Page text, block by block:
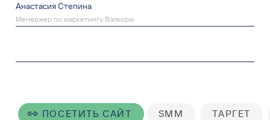
Анастасия Степина
Менеджер по маркетингу Вэлкорм
ПОСЕТИТЬ САЙТ SMM ТАРГЕТ